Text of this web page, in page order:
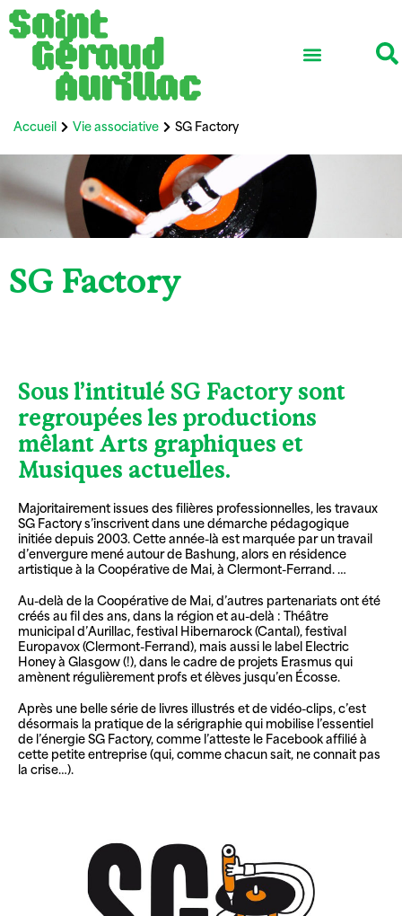
Accueil Vie associative SG Factory
SG Factory
Sous l’intitulé SG Factory sont
regroupées les productions
mêlant Arts graphiques et
Musiques actuelles.
Majoritairement issues des filières professionnelles, les travaux
SG Factory s’inscrivent dans une démarche pédagogique
initiée depuis 2003. Cette année-là est marquée par un travail
d’envergure mené autour de Bashung, alors en résidence
artistique à la Coopérative de Mai, à Clermont-Ferrand. …
Au-delà de la Coopérative de Mai, d’autres partenariats ont été
créés au fil des ans, dans la région et au-delà : Théâtre
municipal d’Aurillac, festival Hibernarock (Cantal), festival
Europavox (Clermont-Ferrand), mais aussi le label Electric
Honey à Glasgow (!), dans le cadre de projets Erasmus qui
amènent régulièrement profs et élèves jusqu’en Écosse.
Après une belle série de livres illustrés et de vidéo-clips, c’est
désormais la pratique de la sérigraphie qui mobilise l’essentiel
de l’énergie SG Factory, comme l’atteste le Facebook affilié à
cette petite entreprise (qui, comme chacun sait, ne connait pas
la crise…).